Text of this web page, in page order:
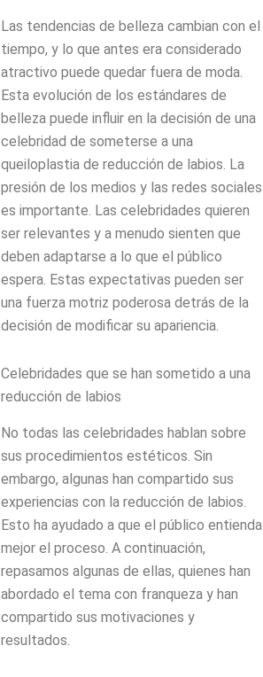
Las tendencias de belleza cambian con el
tiempo, y lo que antes era considerado
atractivo puede quedar fuera de moda.
Esta evolución de los estándares de
belleza puede influir en la decisión de una
celebridad de someterse a una
queiloplastia de reducción de labios. La
presión de los medios y las redes sociales
es importante. Las celebridades quieren
ser relevantes y a menudo sienten que
deben adaptarse a lo que el público
espera. Estas expectativas pueden ser
una fuerza motriz poderosa detrás de la
decisión de modificar su apariencia.
Celebridades que se han sometido a una
reducción de labios
No todas las celebridades hablan sobre
sus procedimientos estéticos. Sin
embargo, algunas han compartido sus
experiencias con la reducción de labios.
Esto ha ayudado a que el público entienda
mejor el proceso. A continuación,
repasamos algunas de ellas, quienes han
abordado el tema con franqueza y han
compartido sus motivaciones y
resultados.